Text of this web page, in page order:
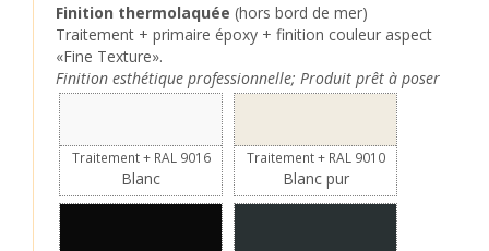
Finition thermolaquée (hors bord de mer)
Traitement + primaire époxy + finition couleur aspect
«Fine Texture».
Finition esthétique professionnelle; Produit prêt à poser
Traitement + RAL 9016
Blanc
Traitement + RAL 9010
Blanc pur